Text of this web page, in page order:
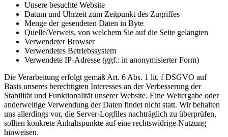
Unsere besuchte Website
Datum und Uhrzeit zum Zeitpunkt des Zugriffes
Menge der gesendeten Daten in Byte
Quelle/Verweis, von welchem Sie auf die Seite gelangten
Verwendeter Browser
Verwendetes Betriebssystem
Verwendete IP-Adresse (ggf.: in anonymisierter Form)
Die Verarbeitung erfolgt gemäß Art. 6 Abs. 1 lit. f DSGVO auf
Basis unseres berechtigten Interesses an der Verbesserung der
Stabilität und Funktionalität unserer Website. Eine Weitergabe oder
anderweitige Verwendung der Daten findet nicht statt. Wir behalten
uns allerdings vor, die Server-Logfiles nachträglich zu überprüfen,
sollten konkrete Anhaltspunkte auf eine rechtswidrige Nutzung
hinweisen.